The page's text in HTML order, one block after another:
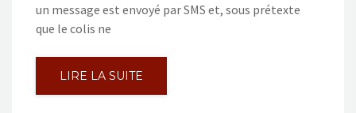
un message est envoyé par SMS et, sous prétexte
que le colis ne
LIRE LA SUITE